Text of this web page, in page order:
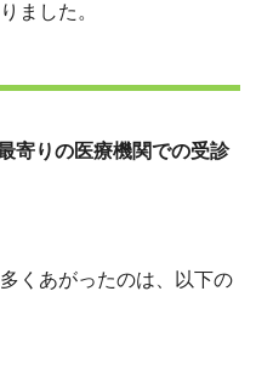
ました。
寄りの医療機関での受診
くあがったのは、以下の